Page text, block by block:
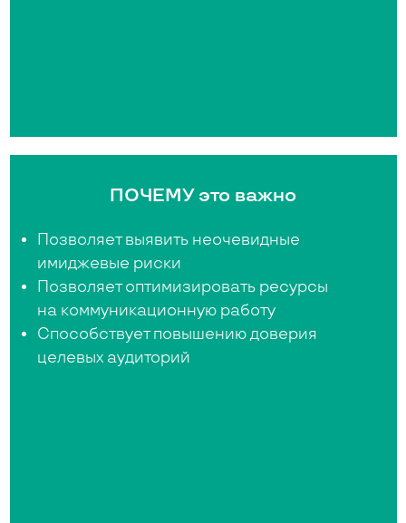
ПОЧЕМУ это важно
Позволяет выявить неочевидные
имиджевые риски
Позволяет оптимизировать ресурсы
на коммуникационную работу
Способствует повышению доверия
целевых аудиторий